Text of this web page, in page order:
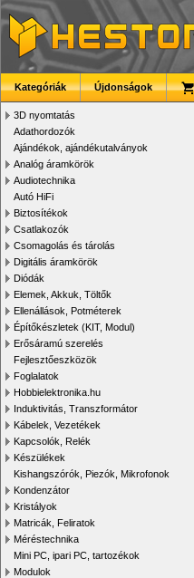
Kategóriák Újdonságok
3D nyomtatás
Adathordozók
Ajándékok, ajándékutalványok
Analóg áramkörök
Audiotechnika
Autó HiFi
Biztosítékok
Csatlakozók
Csomagolás és tárolás
Digitális áramkörök
Diódák
Elemek, Akkuk, Töltők
Ellenállások, Potméterek
Építőkészletek (KIT, Modul)
Erősáramú szerelés
Fejlesztőeszközök
Foglalatok
Hobbielektronika.hu
Induktivitás, Transzformátor
Kábelek, Vezetékek
Kapcsolók, Relék
Készülékek
Kishangszórók, Piezók, Mikrofonok
Kondenzátor
Kristályok
Matricák, Feliratok
Méréstechnika
Mini PC, ipari PC, tartozékok
Modulok